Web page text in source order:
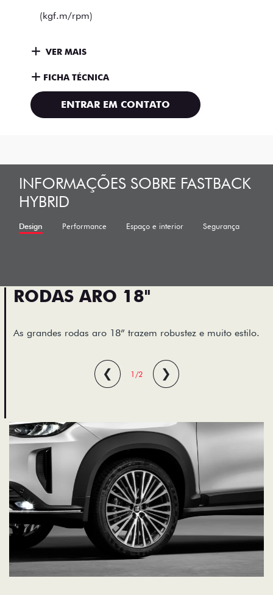
(kgf.m/rpm)
VER MAIS
FICHA TÉCNICA
ENTRAR EM CONTATO
INFORMAÇÕES SOBRE FASTBACK
HYBRID
Design Performance Espaço e interior Segurança
RODAS ARO 18"
As grandes rodas aro 18” trazem robustez e muito estilo.
❮ 1/2 ❯